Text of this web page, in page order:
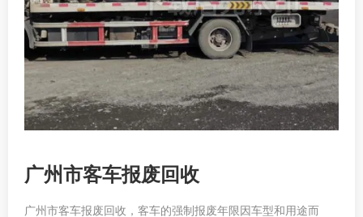
广州市客车报废回收
广州市客车报废回收，客车的强制报废年限因车型和用途而